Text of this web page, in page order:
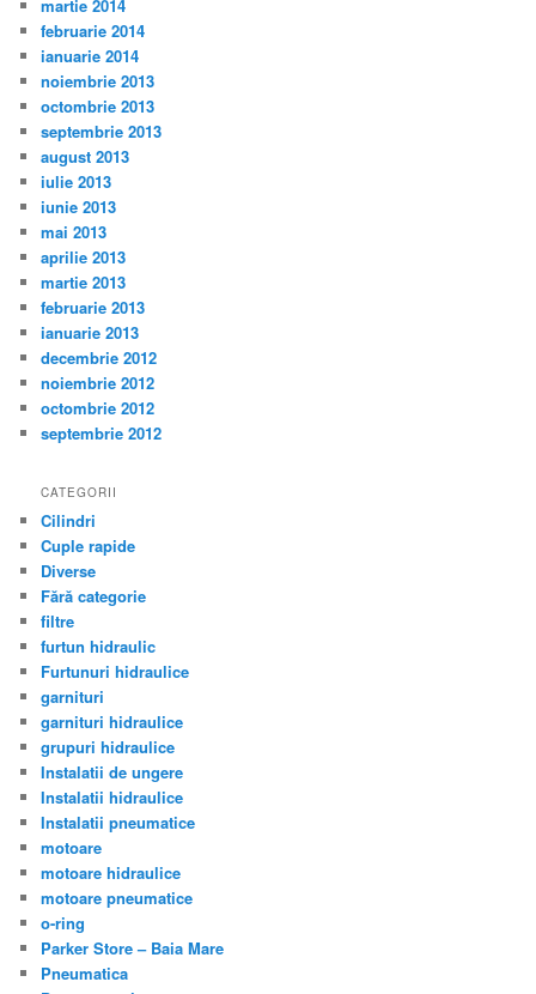
martie 2014
februarie 2014
ianuarie 2014
noiembrie 2013
octombrie 2013
septembrie 2013
august 2013
iulie 2013
iunie 2013
mai 2013
aprilie 2013
martie 2013
februarie 2013
ianuarie 2013
decembrie 2012
noiembrie 2012
octombrie 2012
septembrie 2012
CATEGORII
Cilindri
Cuple rapide
Diverse
Fără categorie
filtre
furtun hidraulic
Furtunuri hidraulice
garnituri
garnituri hidraulice
grupuri hidraulice
Instalatii de ungere
Instalatii hidraulice
Instalatii pneumatice
motoare
motoare hidraulice
motoare pneumatice
o-ring
Parker Store – Baia Mare
Pneumatica